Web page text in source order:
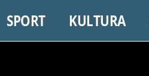
SPORT KULTURA